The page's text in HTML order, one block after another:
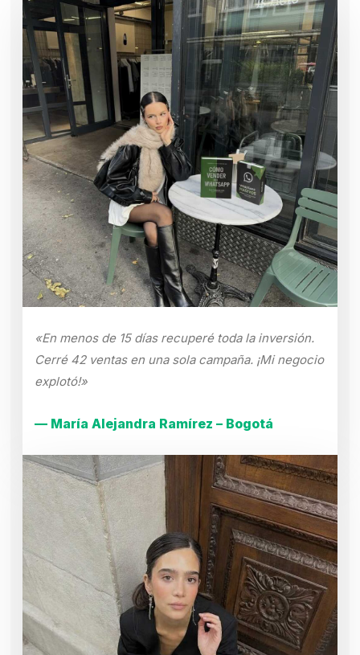
«En menos de 15 días recuperé toda la inversión.
Cerré 42 ventas en una sola campaña. ¡Mi negocio
explotó!»
— María Alejandra Ramírez – Bogotá